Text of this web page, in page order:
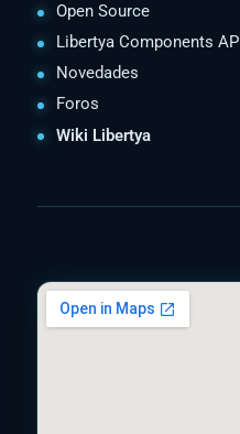
Open Source
Libertya Components API
Novedades
Foros
Wiki Libertya